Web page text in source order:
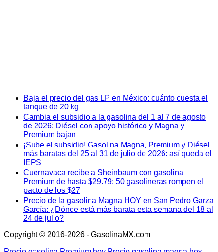
Baja el precio del gas LP en México: cuánto cuesta el
tanque de 20 kg
Cambia el subsidio a la gasolina del 1 al 7 de agosto
de 2026: Diésel con apoyo histórico y Magna y
Premium bajan
¡Sube el subsidio! Gasolina Magna, Premium y Diésel
más baratas del 25 al 31 de julio de 2026: así queda el
IEPS
Cuernavaca recibe a Sheinbaum con gasolina
Premium de hasta $29.79: 50 gasolineras rompen el
pacto de los $27
Precio de la gasolina Magna HOY en San Pedro Garza
García: ¿Dónde está más barata esta semana del 18 al
24 de julio?
Copyright © 2016-2026 - GasolinaMX.com